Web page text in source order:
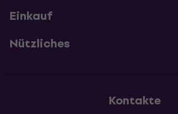
Einkauf
Nützliches
Kontakte